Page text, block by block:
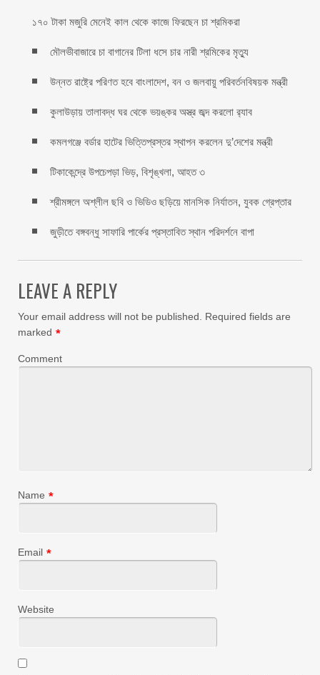
১৭০ টাকা মজুরি মেনেই কাল থেকে কাজে ফিরছেন চা শ্রমিকরা
মৌলভীবাজারে চা বাগানের টিলা ধসে চার নারী শ্রমিকের মৃত্যু
উন্নত রাষ্ট্রে পরিণত হবে বাংলাদেশ, বন ও জলবায়ু পরিবর্তনবিষয়ক মন্ত্রী
কুলাউড়ায় তালাবদ্ধ ঘর থেকে ভয়ঙ্কর অস্ত্র জব্দ করলো র‍্যাব
কমলগঞ্জে বর্ডার হাটের ভিত্তিপ্রস্তর স্থাপন করলেন দু’দেশের মন্ত্রী
টিকাকেন্দ্রে উপচেপড়া ভিড়, বিশৃঙ্খলা, আহত ৩
শ্রীমঙ্গলে অশ্লীল ছবি ও ভিডিও ছড়িয়ে মানসিক নির্যাতন, যুবক গ্রেপ্তার
জুড়ীতে বঙ্গবন্ধু সাফারি পার্কের প্রস্তাবিত স্থান পরিদর্শনে বাপা
LEAVE A REPLY
Your email address will not be published.
Required fields are
marked *
Comment
Name *
Email *
Website